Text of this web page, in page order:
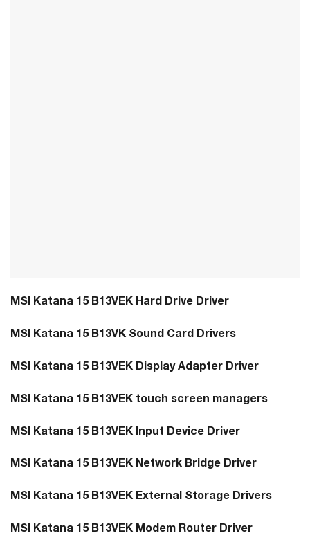
MSI Katana 15 B13VEK Hard Drive Driver
MSI Katana 15 B13VK Sound Card Drivers
MSI Katana 15 B13VEK Display Adapter Driver
MSI Katana 15 B13VEK touch screen managers
MSI Katana 15 B13VEK Input Device Driver
MSI Katana 15 B13VEK Network Bridge Driver
MSI Katana 15 B13VEK External Storage Drivers
MSI Katana 15 B13VEK Modem Router Driver